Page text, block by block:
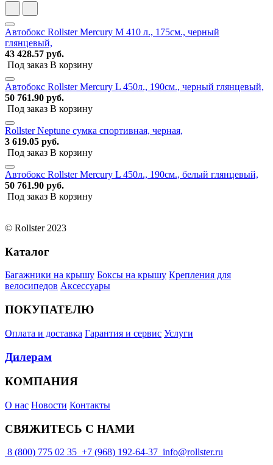
Автобокс Rollster Mercury M 410 л., 175см., черный
глянцевый,
43 428.57 руб.
Под заказ В корзину
Автобокс Rollster Mercury L 450л., 190см., черный глянцевый,
50 761.90 руб.
Под заказ В корзину
Rollster Neptune сумка спортивная, черная,
3 619.05 руб.
Под заказ В корзину
Автобокс Rollster Mercury L 450л., 190см., белый глянцевый,
50 761.90 руб.
Под заказ В корзину
© Rollster 2023
Каталог
Багажники на крышу Боксы на крышу Крепления для
велосипедов Аксессуары
ПОКУПАТЕЛЮ
Оплата и доставка Гарантия и сервис Услуги
Дилерам
КОМПАНИЯ
О нас Новости Контакты
СВЯЖИТЕСЬ С НАМИ
8 (800) 775 02 35 +7 (968) 192-64-37 info@rollster.ru